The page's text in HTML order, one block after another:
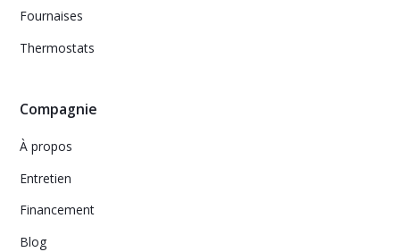
Fournaises
Thermostats
Compagnie
À propos
Entretien
Financement
Blog